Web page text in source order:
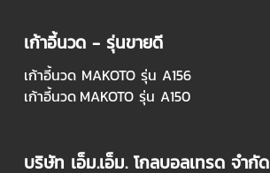
เก้าอี้นวด - รุ่นขายดี
เก้าอี้นวด MAKOTO รุ่น A156
เก้าอี้นวด MAKOTO รุ่น A150
บริษัท เอ็ม.เอ็ม. โกลบอลเทรด จำกัด